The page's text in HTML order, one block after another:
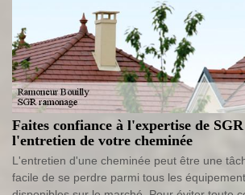
Faites confiance à l'expertise de
l'entretien de votre cheminée
L'entretien d'une cheminée peut être une
facile de se perdre parmi tous les